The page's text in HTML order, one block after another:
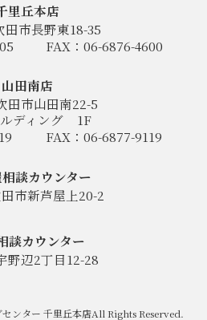
里丘本店
田市長野東18-35
FAX：06-6876-4600
山田南店
田市山田南22-5
ディング
1F
FAX：06-6877-9119
談カウンター
市新芦屋上20-2
談カウンター
野辺2丁目12-28
ンター 千里丘本店All Rights Reserved.